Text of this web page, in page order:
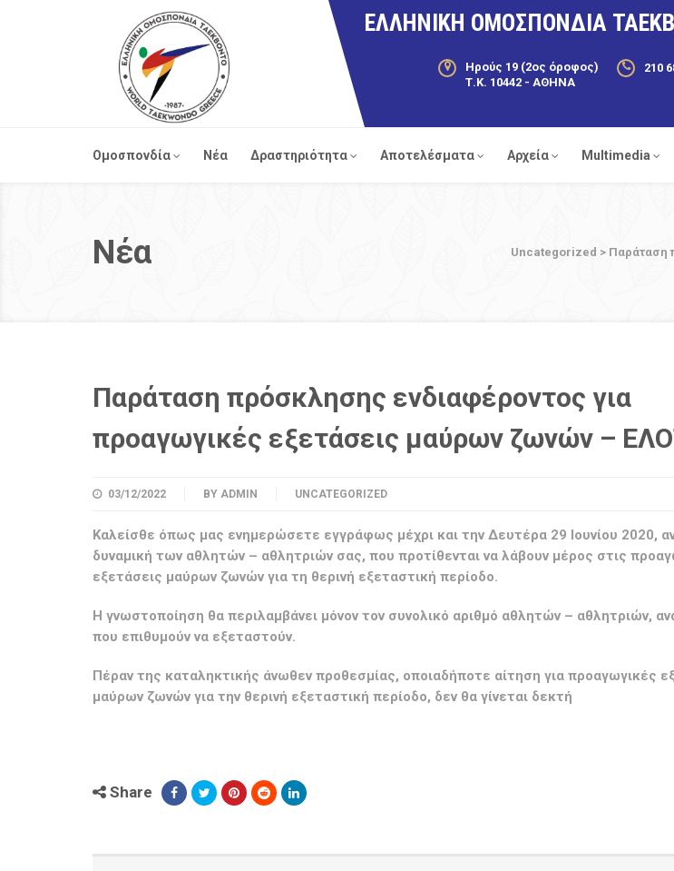
ΕΛΛΗΝΙΚΗ ΟΜΟΣΠΟΝΔΙΑ
Ηρούς 19 (2ος όροφος)
Τ.Κ. 10442 - ΑΘΗΝΑ
210
Ομοσπονδία Νέα Δραστηριότητα Αποτελέσματα Αρχεία Multimedia
Uncategorized > Παράταση
Νέα
Παράταση πρόσκλησης ενδιαφέροντος για
προαγωγικές εξετάσεις μαύρων ζωνών –
03/12/2022 BY ADMIN UNCATEGORIZED
Καλείσθε όπως μας ενημερώσετε εγγράφως μέχρι και την Δευτέρα 29 Ιουνίου 2020,
δυναμική των αθλητών – αθλητριών σας, που προτίθενται να λάβουν μέρος στις
εξετάσεις μαύρων ζωνών για τη θερινή εξεταστική περίοδο.
Η γνωστοποίηση θα περιλαμβάνει μόνον τον συνολικό αριθμό αθλητών – αθλητριών,
που επιθυμούν να εξεταστούν.
Πέραν της καταληκτικής άνωθεν προθεσμίας, οποιαδήποτε αίτηση για προαγωγικές
μαύρων ζωνών για την θερινή εξεταστική περίοδο, δεν θα γίνεται δεκτή
Share